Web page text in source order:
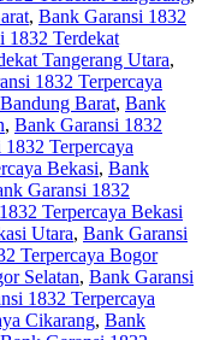
, Bank Garansi 1832
1832 Terdekat
Tangerang Utara,
1832 Terpercaya
Barat, Bank
, Bank Garansi 1832
Terpercaya
Bekasi, Bank
Garansi 1832
Terpercaya Bekasi
Utara, Bank Garansi
Terpercaya Bogor
Selatan, Bank Garansi
1832 Terpercaya
Cikarang, Bank